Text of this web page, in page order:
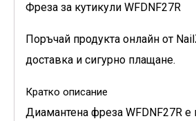
Фреза за кутикули WFDNF27R
Поръчай продукта онлайн от
доставка и сигурно плащане.
Кратко описание
Диамантена фреза WFDNF27R е